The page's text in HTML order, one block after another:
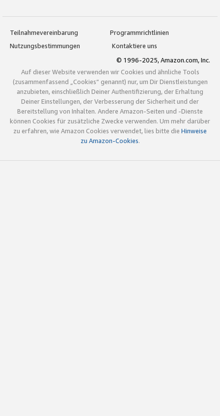
Teilnahmevereinbarung
Programmrichtlinien
Nutzungsbestimmungen
Kontaktiere uns
© 1996-2025, Amazon.com, Inc.
Auf dieser Website verwenden wir Cookies und ähnliche Tools
(zusammenfassend „Cookies“ genannt) nur, um Dir Dienstleistungen
anzubieten, einschließlich Deiner Authentifizierung, der Erhaltung
Deiner Einstellungen, der Verbesserung der Sicherheit und der
Bereitstellung von Inhalten. Andere Amazon-Seiten und -Dienste
können Cookies für zusätzliche Zwecke verwenden. Um mehr darüber
zu erfahren, wie Amazon Cookies verwendet, lies bitte die Hinweise
zu Amazon-Cookies.